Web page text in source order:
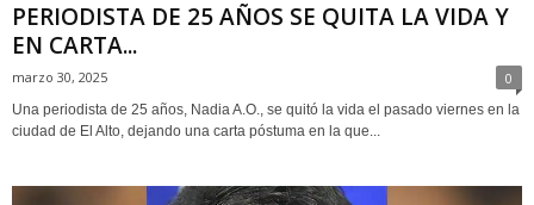
PERIODISTA DE 25 AÑOS SE QUITA LA VIDA Y
EN CARTA...
marzo 30, 2025 0
Una periodista de 25 años, Nadia A.O., se quitó la vida el pasado viernes en la
ciudad de El Alto, dejando una carta póstuma en la que...